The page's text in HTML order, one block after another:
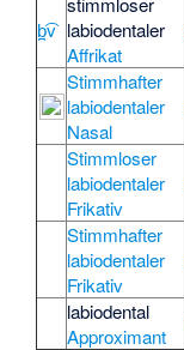
b̪͡v labiodentaler
Affrikat
Stimmhafter
labiodentaler
Nasal
Stimmloser
labiodentaler
Frikativ
Stimmhafter
labiodentaler
Frikativ
labiodental
Approximant